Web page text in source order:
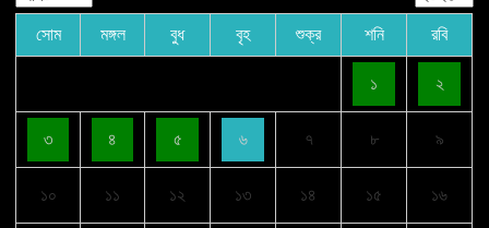
সোম মঙ্গল বুধ বৃহ শুক্র শনি রবি
১ ২
৩ ৪ ৫ ৬ ৭ ৮ ৯
১০ ১১ ১২ ১৩ ১৪ ১৫ ১৬